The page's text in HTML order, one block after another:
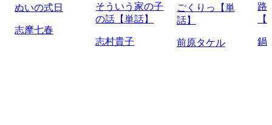
ぬいの式日
志摩七春
そういう家の子
の話【単話】
志村貴子
ごくりっ【単
話】
前原タケル
路
鍋